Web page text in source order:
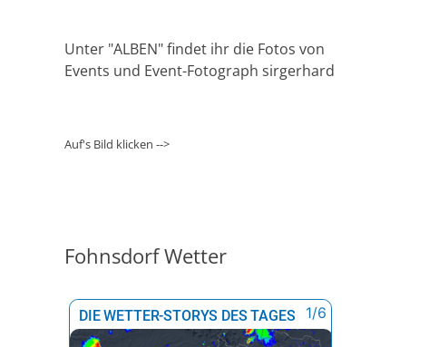
Unter "ALBEN" findet ihr die Fotos von
Events und Event-Fotograph sirgerhard
Auf's Bild klicken -->
Fohnsdorf Wetter